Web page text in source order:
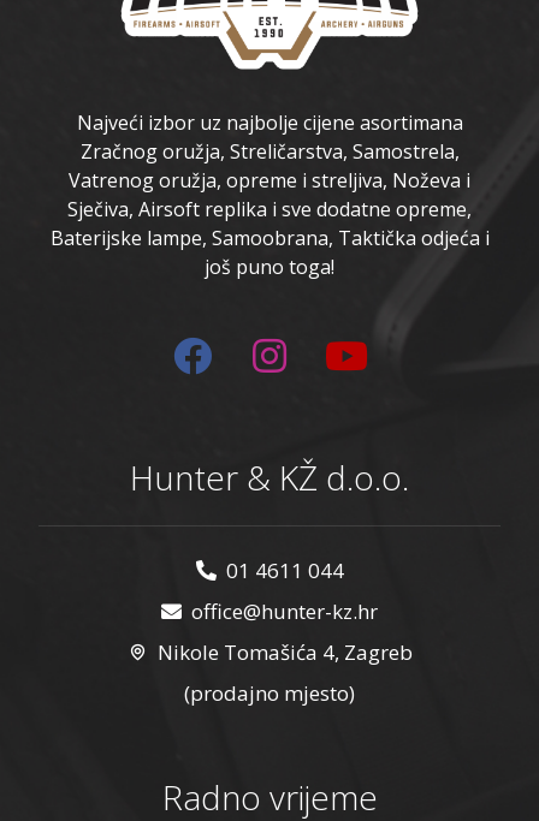
Najveći izbor uz najbolje cijene asortimana
Zračnog oružja, Streličarstva, Samostrela,
Vatrenog oružja, opreme i streljiva, Noževa i
Sječiva, Airsoft replika i sve dodatne opreme,
Baterijske lampe, Samoobrana, Taktička odjeća i
još puno toga!
Hunter & KŽ d.o.o.
01 4611 044
office@hunter-kz.hr
Nikole Tomašića 4, Zagreb
(prodajno mjesto)
Radno vrijeme